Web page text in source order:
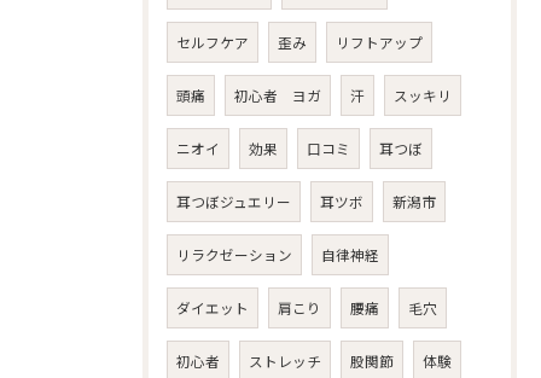
セルフケア 歪み リフトアップ
頭痛 初心者 ヨガ 汗 スッキリ
ニオイ 効果 口コミ 耳つぼ
耳つぼジュエリー 耳ツボ 新潟市
リラクゼーション 自律神経
ダイエット 肩こり 腰痛 毛穴
初心者 ストレッチ 股関節 体験